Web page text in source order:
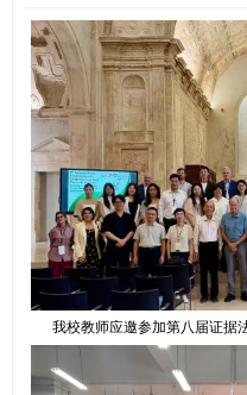
我校教师应邀参加第八届证据